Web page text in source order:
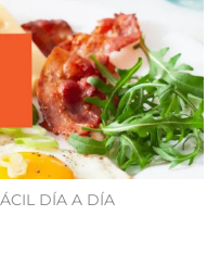
DÍA A DÍA